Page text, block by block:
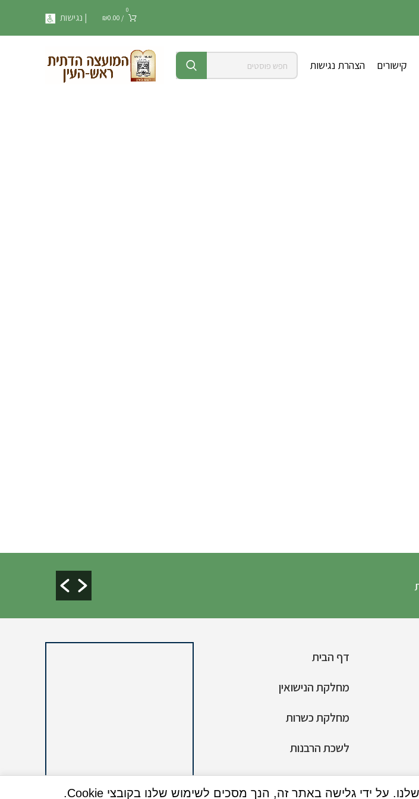
0
/
₪0.00 | נגישות
קישורים הצהרת נגישות
דף הבית
מחלקת הנישואין
מחלקת כשרות
לשכת הרבנות
הצהרת נגישות